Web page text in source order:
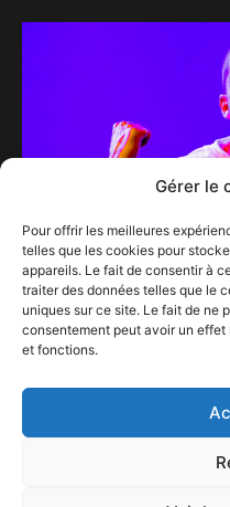
Gérer le
Pour offrir les meilleures
telles que les cookies pour
appareils. Le fait de consentir à
traiter des données telles que le
uniques sur ce site. Le fait de ne
consentement peut avoir un
et fonctions.
HERVE, déchaîné et
10 octobre 2020